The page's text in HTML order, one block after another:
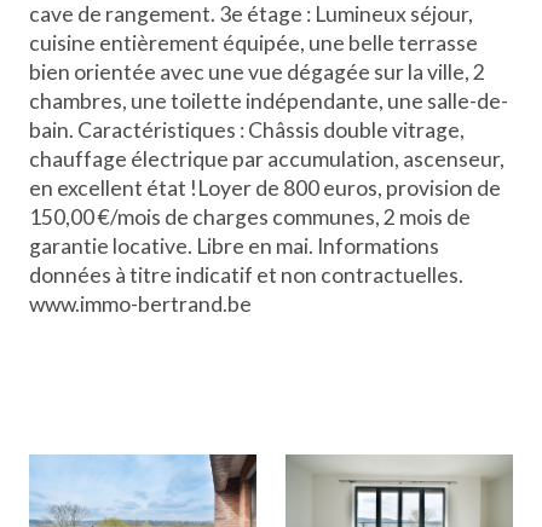
cave de rangement. 3e étage : Lumineux séjour,
cuisine entièrement équipée, une belle terrasse
bien orientée avec une vue dégagée sur la ville, 2
chambres, une toilette indépendante, une salle-de-
bain. Caractéristiques : Châssis double vitrage,
chauffage électrique par accumulation, ascenseur,
en excellent état !Loyer de 800 euros, provision de
150,00 €/mois de charges communes, 2 mois de
garantie locative. Libre en mai. Informations
données à titre indicatif et non contractuelles.
www.immo-bertrand.be